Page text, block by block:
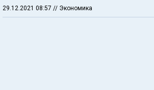
29.12.2021 08:57 // Экономика